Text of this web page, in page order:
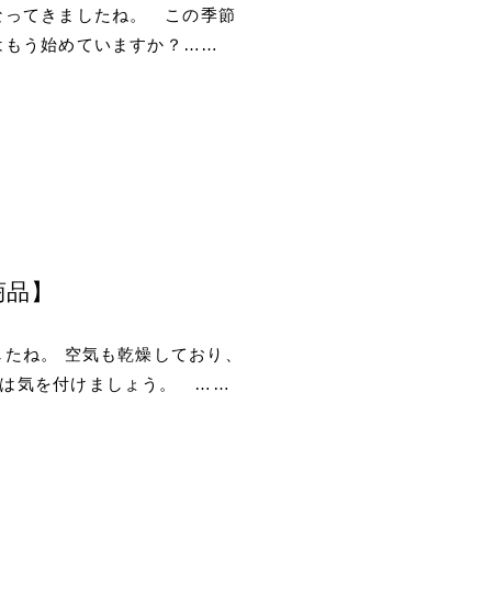
ってきましたね。 この季節
もう始めていますか？……
】
ね。 空気も乾燥しており、
は気を付けましょう。 ……